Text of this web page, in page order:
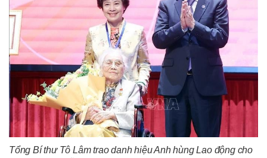
Tổng Bí thư Tô Lâm trao danh hiệu Anh hùng Lao động cho